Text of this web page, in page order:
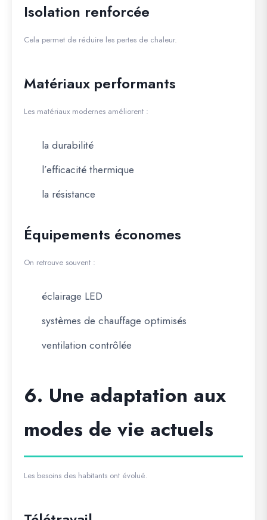
Isolation renforcée
Cela permet de réduire les pertes de chaleur.
Matériaux performants
Les matériaux modernes améliorent :
la durabilité
l’efficacité thermique
la résistance
Équipements économes
On retrouve souvent :
éclairage LED
systèmes de chauffage optimisés
ventilation contrôlée
6. Une adaptation aux
modes de vie actuels
Les besoins des habitants ont évolué.